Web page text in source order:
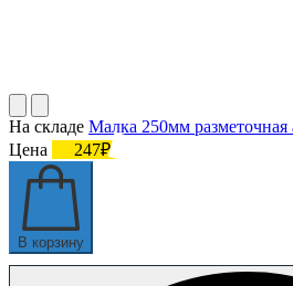
На складе Малка 250мм
Цена
247₽
В корзину